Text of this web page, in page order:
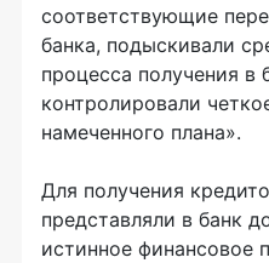
соответствующие
банка, подыскивали
процесса получения в
контролировали
намеченного плана».
Для получения
представляли в банк
истинное финансовое